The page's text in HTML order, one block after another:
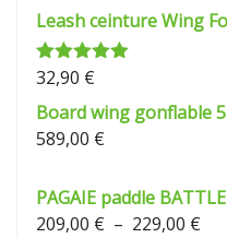
Leash ceinture Wing
Note 5.00
32,90 €
Board wing gonflable
589,00 €
PAGAIE paddle
209,00 € – 229,00 €